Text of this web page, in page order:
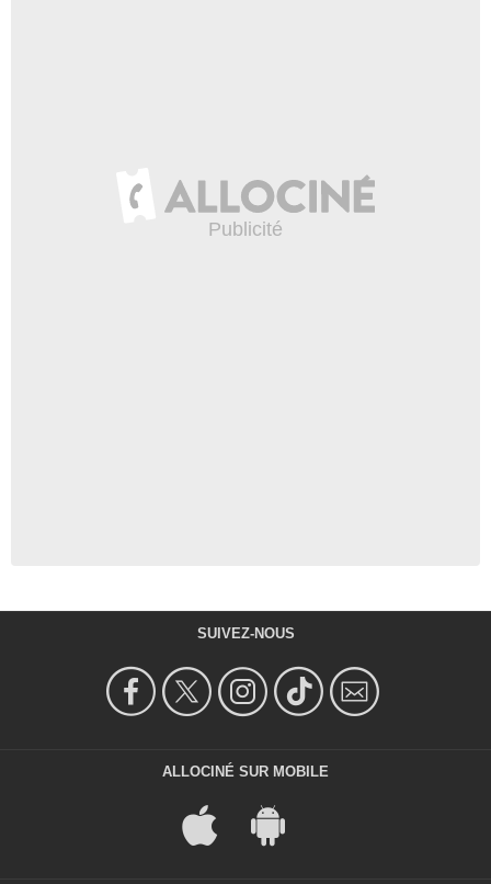
SUIVEZ-NOUS
ALLOCINÉ SUR MOBILE